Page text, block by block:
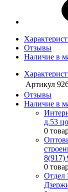
Отзывы
Наличие в
Артикул
Отзывы
Наличие в
д.53
0
8(917)
0
Отдел